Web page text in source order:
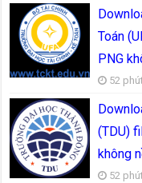
Toán
PNG
52
(TDU)
không
52